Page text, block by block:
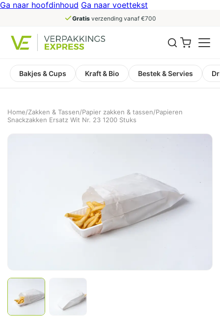
Ga naar hoofdinhoud Ga naar voettekst
Gratisverzending vanaf €700
Bakjes & Cups Kraft & Bio Bestek & Servies
Home/Zakken & Tassen/Papier zakken & tassen/Papieren
Snackzakken Ersatz Wit Nr. 23 1200 Stuks